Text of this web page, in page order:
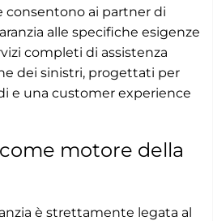
consentono ai partner di
alle specifiche esigenze
completi di assistenza
dei sinistri, progettati per
e una customer experience
motore della
è strettamente legata al